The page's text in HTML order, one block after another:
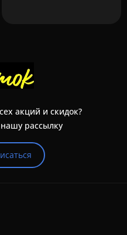
акций и скидок?
рассылку